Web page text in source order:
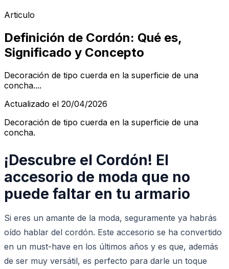
Articulo
Definición de Cordón: Qué es,
Significado y Concepto
Decoración de tipo cuerda en la superficie de una
concha....
Actualizado el 20/04/2026
Decoración de tipo cuerda en la superficie de una
concha.
¡Descubre el Cordón! El
accesorio de moda que no
puede faltar en tu armario
Si eres un amante de la moda, seguramente ya habrás
oído hablar del cordón. Este accesorio se ha convertido
en un must-have en los últimos años y es que, además
de ser muy versátil, es perfecto para darle un toque